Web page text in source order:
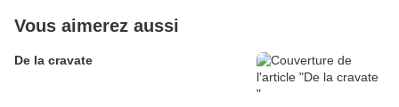
Vous aimerez aussi
De la cravate